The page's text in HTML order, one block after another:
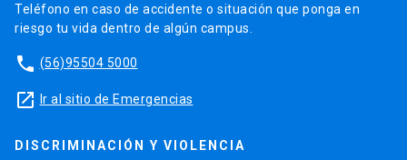
Teléfono en caso de accidente o situación que ponga en
riesgo tu vida dentro de algún campus.
phone (56)95504 5000
launch Ir al sitio de Emergencias
DISCRIMINACIÓN Y VIOLENCIA